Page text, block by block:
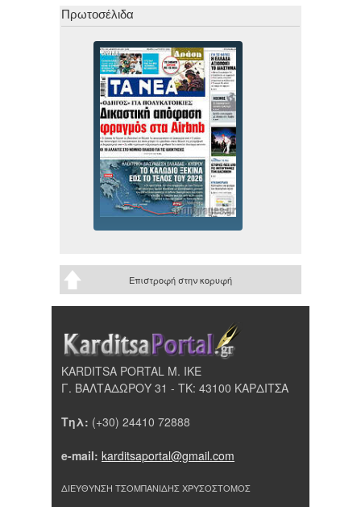
Πρωτοσέλιδα
Επιστροφή στην κορυφή
KARDITSA PORTAL Μ. ΙΚΕ
Γ. ΒΑΛΤΑΔΩΡΟΥ 31 - ΤΚ: 43100 ΚΑΡΔΙΤΣΑ
Τηλ: (+30) 24410 72888
e-mail: karditsaportal@gmail.com
ΔΙΕΥΘΥΝΣΗ ΤΣΟΜΠΑΝΙΔΗΣ ΧΡΥΣΟΣΤΟΜΟΣ